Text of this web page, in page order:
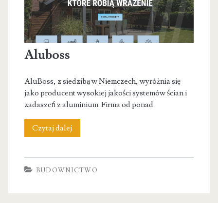
Aluboss
AluBoss, z siedzibą w Niemczech, wyróżnia się
jako producent wysokiej jakości systemów ścian i
zadaszeń z aluminium. Firma od ponad
Czytaj dalejAluboss
BUDOWNICTWO